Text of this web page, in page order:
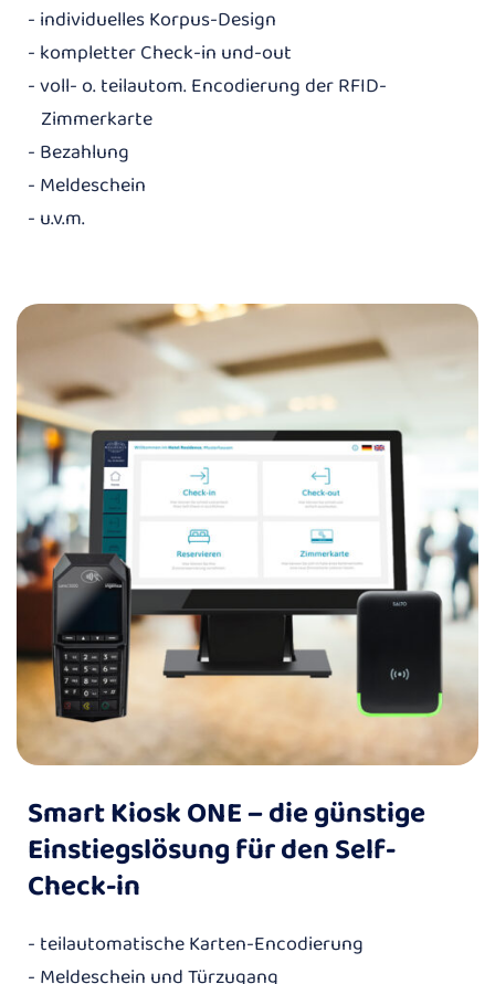
- individuelles Korpus-Design
- kompletter Check-in und-out
- voll- o. teilautom. Encodierung der RFID-
Zimmerkarte
- Bezahlung
- Meldeschein
- u.v.m.
Smart Kiosk ONE – die günstige
Einstiegslösung für den Self-
Check-in
- teilautomatische Karten-Encodierung